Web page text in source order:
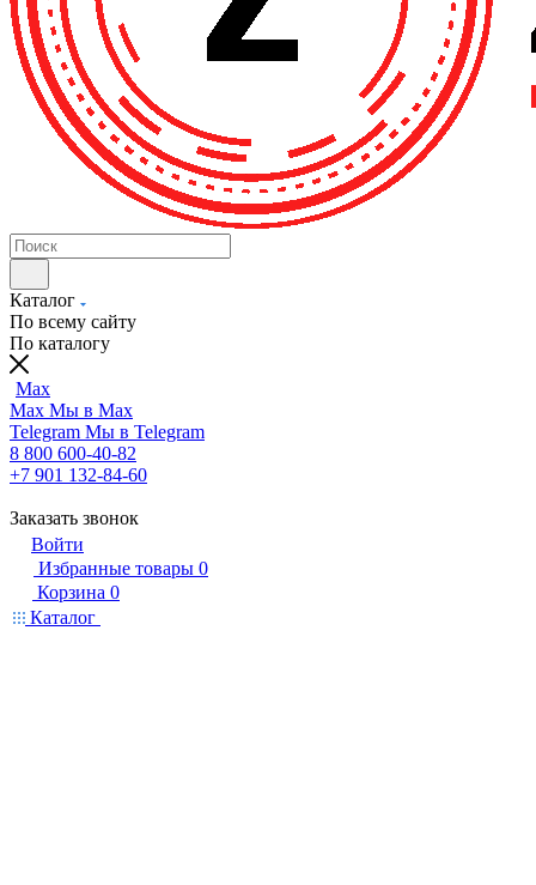
Каталог
По всему сайту
По каталогу
Max
Max Мы в Max
Telegram Мы в Telegram
8 800 600-40-82
+7 901 132-84-60
Заказать звонок
Войти
Избранные товары 0
Корзина 0
Каталог